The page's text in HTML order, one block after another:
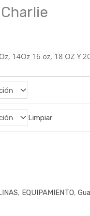
14Oz 16 oz, 18 OZ Y
Limpiar
, EQUIPAMIENTO,